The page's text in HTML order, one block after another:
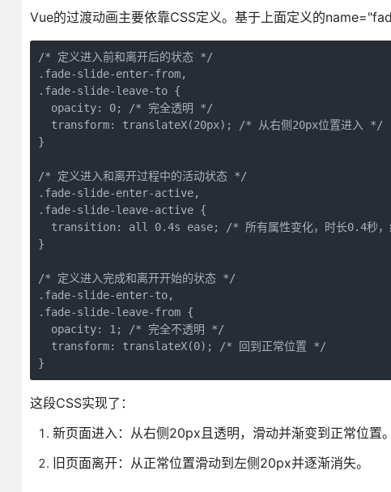
Vue的过渡动画主要依靠CSS定义。基于上面定义的
/* 定义进入前和离开后的状态 */
.fade-slide-enter-from,
.fade-slide-leave-to {
  opacity: 0; /* 完全透明 */
  transform: translateX(20px); /* 从右侧20px位置进入 */
}
/* 定义进入和离开过程中的活动状态 */
.fade-slide-enter-active,
.fade-slide-leave-active {
transition: all 0.4s ease; /* 所有属性变化，时长0.4秒，
}
/* 定义进入完成和离开开始的状态 */
.fade-slide-enter-to,
.fade-slide-leave-from {
  opacity: 1; /* 完全不透明 */
  transform: translateX(0); /* 回到正常位置 */
}
这段CSS实现了：
新页面进入：从右侧20px且透明，滑动并渐变到正常位置。
旧页面离开：从正常位置滑动到左侧20px并逐渐消失。